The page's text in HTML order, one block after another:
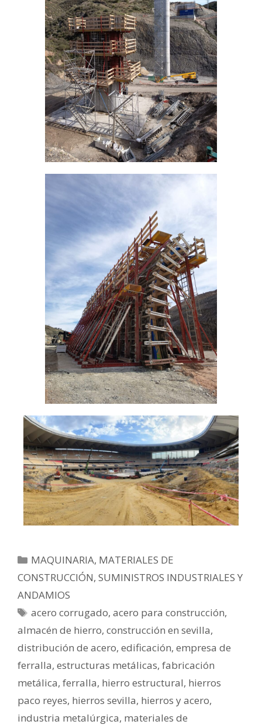
MAQUINARIA, MATERIALES DE
CONSTRUCCIÓN, SUMINISTROS INDUSTRIALES Y
ANDAMIOS
acero corrugado,acero para construcción,
almacén de hierro, construcción en sevilla,
distribución de acero, edificación, empresa de
ferralla, estructuras metálicas, fabricación
metálica, ferralla, hierro estructural, hierros
paco reyes, hierros sevilla, hierros y acero,
industria metalúrgica, materiales de